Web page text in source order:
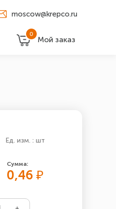
moscow@krepco.ru
0
Мой заказ
Ед. изм. : шт
Сумма:
0,46₽